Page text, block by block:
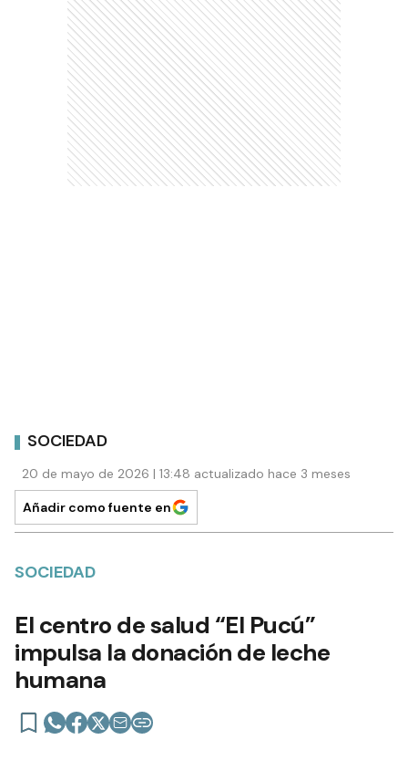
SOCIEDAD
20 de mayo de 2026 | 13:48 actualizado hace 3 meses
Añadir como fuente en
SOCIEDAD
El centro de salud “El Pucú”
impulsa la donación de leche
humana